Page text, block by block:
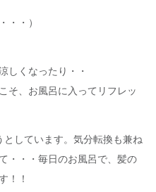
・・）
しくなったり・・
そ、お風呂に入ってリフレッ
しています。気分転換も兼ね
・・・毎日のお風呂で、髪の
！！